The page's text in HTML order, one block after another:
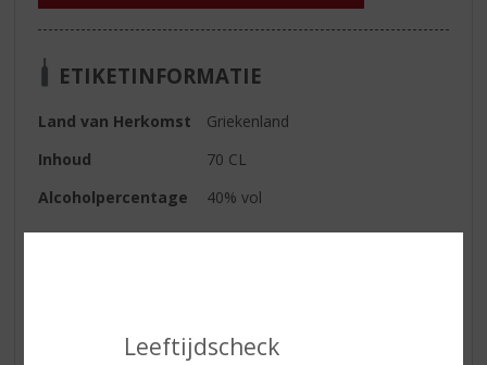
Leeftijdscheck
ETIKETINFORMATIE
Land van Herkomst
Griekenland
Inhoud
70 CL
Alcoholpercentage
40% vol